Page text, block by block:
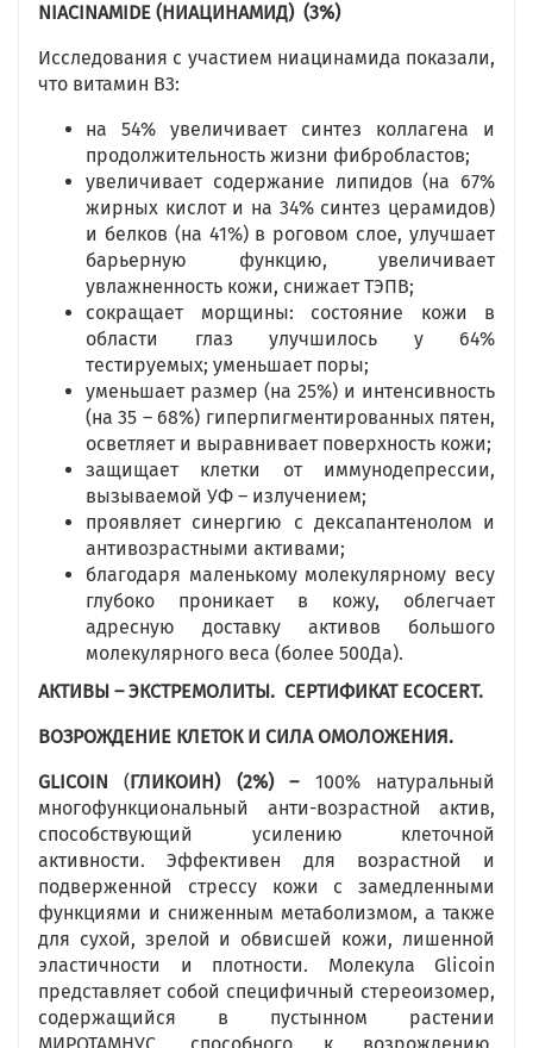
NIACINAMIDE (НИАЦИНАМИД) (3%)
Исследования с участием ниацинамида показали,
что витамин В3:
на 54% увеличивает синтез коллагена и
продолжительность жизни фибробластов;
увеличивает содержание липидов (на 67%
жирных кислот и на 34% синтез церамидов)
и белков (на 41%) в роговом слое, улучшает
барьерную функцию, увеличивает
увлажненность кожи, снижает ТЭПВ;
сокращает морщины: состояние кожи в
области глаз улучшилось у 64%
тестируемых; уменьшает поры;
уменьшает размер (на 25%) и интенсивность
(на 35 – 68%) гиперпигментированных пятен,
осветляет и выравнивает поверхность кожи;
защищает клетки от иммунодепрессии,
вызываемой УФ – излучением;
проявляет синергию с дексапантенолом и
антивозрастными активами;
благодаря маленькому молекулярному весу
глубоко проникает в кожу, облегчает
адресную доставку активов большого
молекулярного веса (более 500Да).
АКТИВЫ – ЭКСТРЕМОЛИТЫ. СЕРТИФИКАТ ECOCERT.
ВОЗРОЖДЕНИЕ КЛЕТОК И СИЛА ОМОЛОЖЕНИЯ.
GLICOIN (ГЛИКОИН) (2%) – 100% натуральный
многофункциональный анти-возрастной актив,
способствующий усилению клеточной
активности. Эффективен для возрастной и
подверженной стрессу кожи с замедленными
функциями и сниженным метаболизмом, а также
для сухой, зрелой и обвисшей кожи, лишенной
эластичности и плотности. Молекула Glicoin
представляет собой специфичный стереоизомер,
содержащийся в пустынном растении